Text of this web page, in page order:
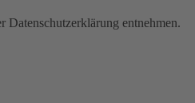
Datenschutzerklärung entnehmen.